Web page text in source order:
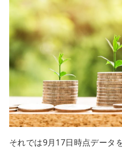
それでは9月17日時点データ